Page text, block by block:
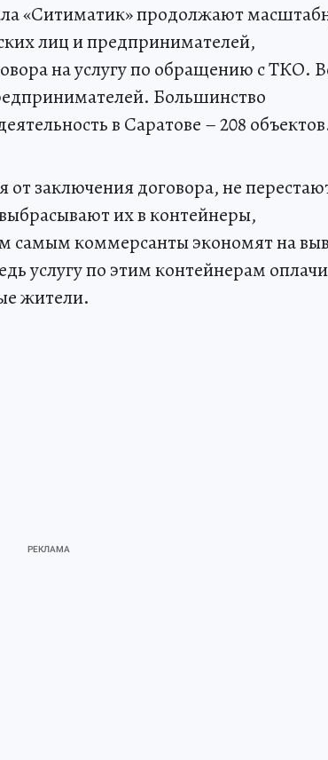
«Ситиматик» продолжают
лиц и предпринимателей,
на услугу по обращению с ТКО.
Большинство
в Саратове – 208
заключения договора, не
их в контейнеры,
самым коммерсанты экономят на
услугу по этим контейнерам
жители.